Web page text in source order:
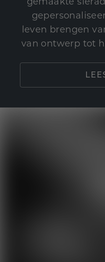
leven brengen
van ontwerp tot